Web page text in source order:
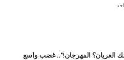
العريان؟ المهرجان!”.. غضب واسع